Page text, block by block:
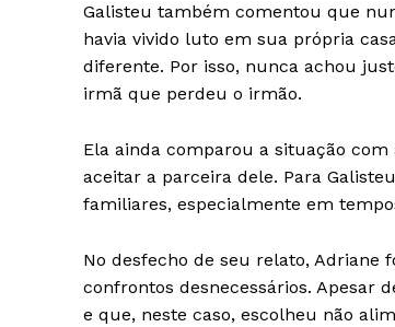
Galisteu também comentou que
havia vivido luto em sua própria
diferente. Por isso, nunca achou
irmã que perdeu o irmão.
Ela ainda comparou a situação
aceitar a parceira dele. Para
familiares, especialmente em
No desfecho de seu relato, Adriane
confrontos desnecessários. Apesar
e que, neste caso, escolheu não